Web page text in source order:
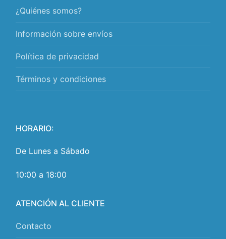
¿Quiénes somos?
Información sobre envíos
Política de privacidad
Términos y condiciones
HORARIO:
De Lunes a Sábado
10:00 a 18:00
ATENCIÓN AL CLIENTE
Contacto